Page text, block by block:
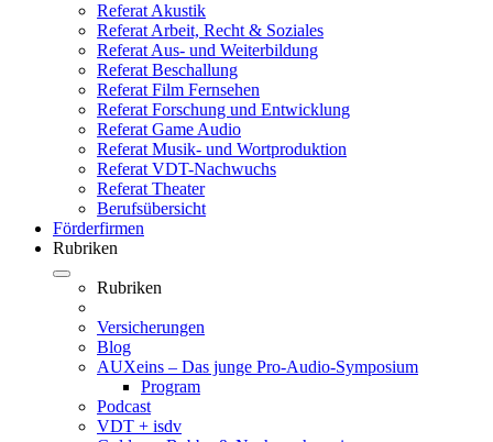
Referat Akustik
Referat Arbeit, Recht & Soziales
Referat Aus- und Weiterbildung
Referat Beschallung
Referat Film Fernsehen
Referat Forschung und Entwicklung
Referat Game Audio
Referat Musik- und Wortproduktion
Referat VDT-Nachwuchs
Referat Theater
Berufsübersicht
Förderfirmen
Rubriken
Rubriken
Versicherungen
Blog
AUXeins – Das junge Pro-Audio-Symposium
Program
Podcast
VDT + isdv